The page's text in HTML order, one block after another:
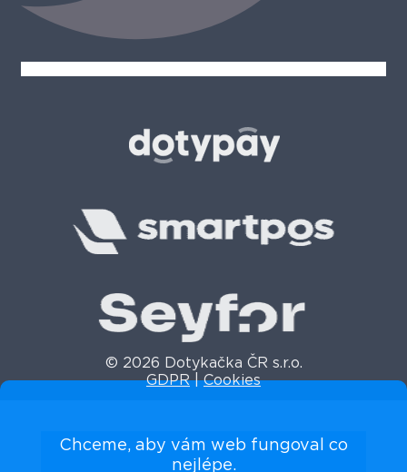
© 2026 Dotykačka ČR s.r.o.
GDPR|Cookies
Chceme, aby vám web fungoval co
nejlépe.